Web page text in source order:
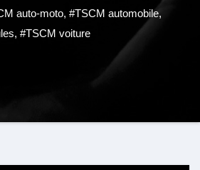
auto-moto, #TSCM automobile,
, #TSCM voiture